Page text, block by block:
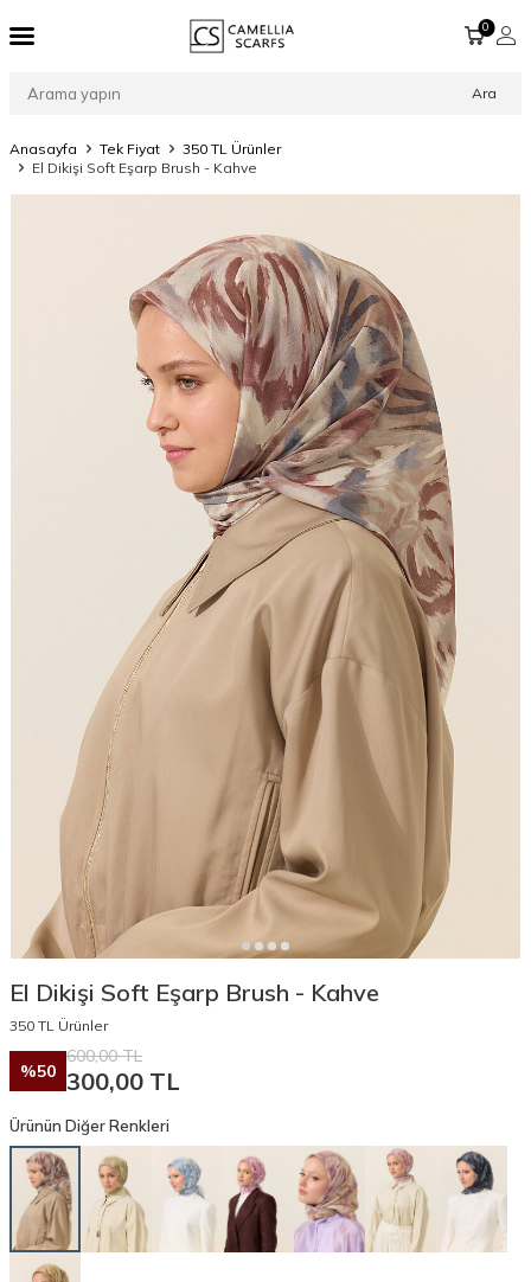
Ara
0
Anasayfa Tek Fiyat
350 TL Ürünler
El Dikişi Soft Eşarp Brush - Kahve
El Dikişi Soft Eşarp Brush - Kahve
350 TL Ürünler
%50
600,00TL
300,00 TL
Ürünün Diğer Renkleri